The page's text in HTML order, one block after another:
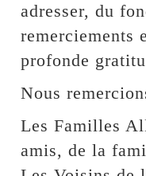
adresser, du
remerciements
profonde
Nous
Les Familles
amis, de la